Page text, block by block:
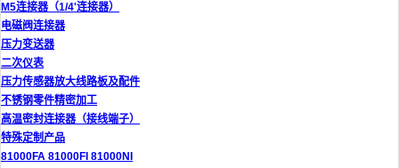
M5连接器（1/4'连接器）
电磁阀连接器
压力变送器
二次仪表
压力传感器放大线路板及配件
不锈钢零件精密加工
高温密封连接器（接线端子）
特殊定制产品
81000FA 81000FI 81000NI